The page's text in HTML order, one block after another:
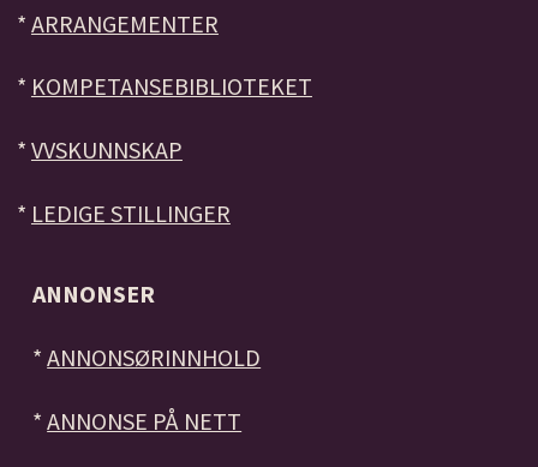
* ARRANGEMENTER
* KOMPETANSEBIBLIOTEKET
* VVSKUNNSKAP
* LEDIGE STILLINGER
ANNONSER
*ANNONSØRINNHOLD
*ANNONSE PÅ NETT